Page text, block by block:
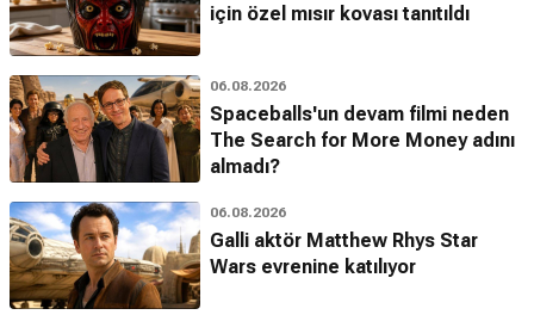
için özel mısır kovası tanıtıldı
06.08.2026
Spaceballs'un devam filmi neden
The Search for More Money adını
almadı?
06.08.2026
Galli aktör Matthew Rhys Star
Wars evrenine katılıyor